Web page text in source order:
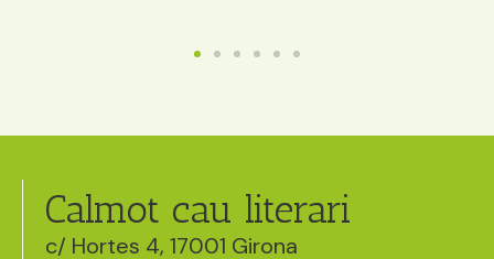
Calmot cau literari
c/ Hortes 4, 17001 Girona